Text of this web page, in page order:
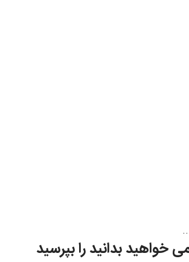
خواهید بدانید را بپرسید